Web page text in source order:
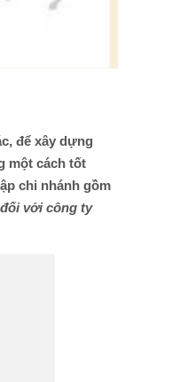
để xây dựng
một cách tốt
chi nhánh gồm
với công ty